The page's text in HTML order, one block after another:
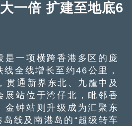
一倍 扩建至地底6
一项横跨香港多区的庞
全线增长至约46公里，
贯通新界东北、九龍中及
展站位于湾仔北，毗邻香
金钟站则升级成为汇聚东
线及南港岛的“超级转车